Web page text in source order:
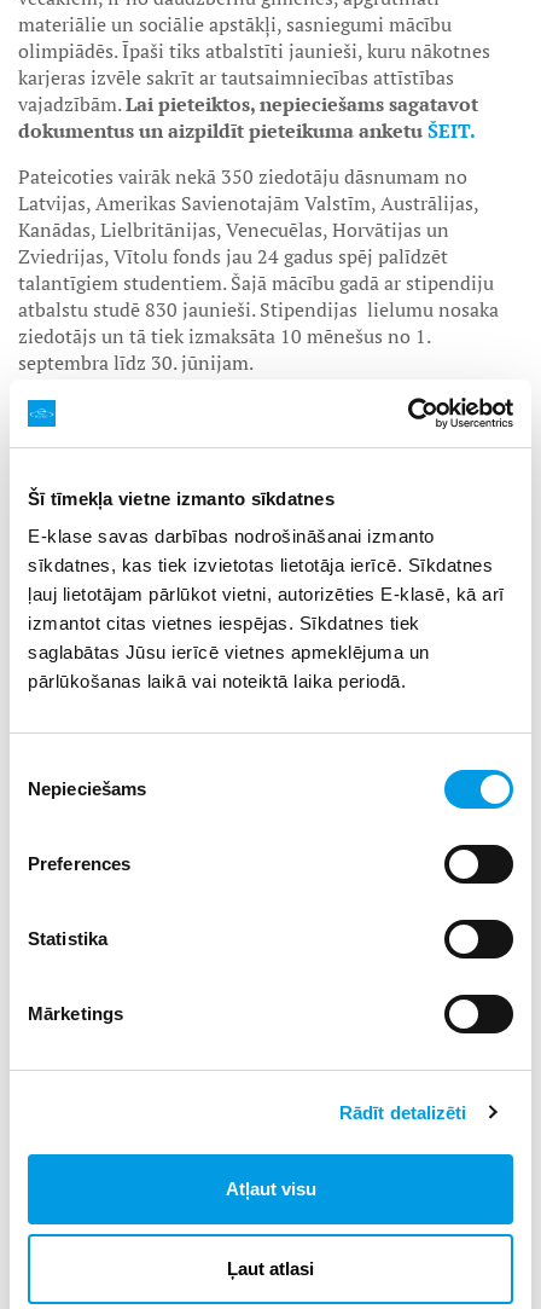
Šī tīmekļa vietne izmanto sīkdatnes
E-klase savas darbības nodrošināšanai izmanto
sīkdatnes, kas tiek izvietotas lietotāja ierīcē. Sīkdatnes
ļauj lietotājam pārlūkot vietni, autorizēties E-klasē, kā arī
izmantot citas vietnes iespējas. Sīkdatnes tiek
saglabātas Jūsu ierīcē vietnes apmeklējuma un
pārlūkošanas laikā vai noteiktā laika periodā.
izvēle
Nepieciešams
Preferences
Statistika
Mārketings
Rādīt detalizēti
Atļaut visu
Ļaut atlasi
materiālie un sociālie apstākļi, sasniegumi mācību
olimpiādēs. Īpaši tiks atbalstīti jaunieši, kuru nākotnes
karjeras izvēle sakrīt ar tautsaimniecības attīstības
vajadzībām.Lai pieteiktos, nepieciešams sagatavot
dokumentus un aizpildīt pieteikuma anketuŠEIT.
Pateicoties vairāk nekā 350 ziedotāju dāsnumam no
Latvijas, Amerikas Savienotajām Valstīm, Austrālijas,
Kanādas, Lielbritānijas, Venecuēlas, Horvātijas un
Zviedrijas, Vītolu fonds jau 24 gadus spēj palīdzēt
talantīgiem studentiem. Šajā mācību gadā ar stipendiju
atbalstu studē 830 jaunieši. Stipendijas lielumu nosaka
ziedotājs un tā tiek izmaksāta 10 mēnešus no 1.
septembra līdz 30. jūnijam.
Kopš Vītolu fonda dibināšanas 2002. gadā stipendijas ir
saņēmuši vairāk nekā 5300 studenti. Daudzi no viņiem
turpinot fonda vadmotīvu: “Ar izglītību dzīvē sasniegt
tādu līmeni, lai varētu nākotnē palīdzēt citiem.”
Elektroniskās anketas aizpildīšanas termiņš:
01.02.2026.–01.03.2026. Ja ir radušies papildus
jautājumi, kandidāti aicināti sazināties ar Vītolu
fondu, zvanot vai rakstot uz e-pastu
info@vitolufonds.lv.